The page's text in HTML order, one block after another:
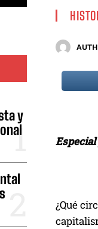
y
Especial
¿Qué